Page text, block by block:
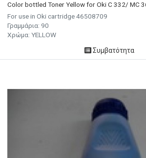
Color bottled Toner Yellow for Oki C 332/ MC
For use in Oki cartridge 46508709
Γραμμάρια: 90
Χρώμα: YELLOW
Συμβατότητα